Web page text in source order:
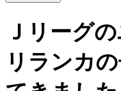
Ｊリーグ
リランカ